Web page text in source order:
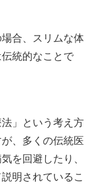
合、スリムな体
統的なことで
」という考え方
、多くの伝統医
を回避したり、
明されているこ